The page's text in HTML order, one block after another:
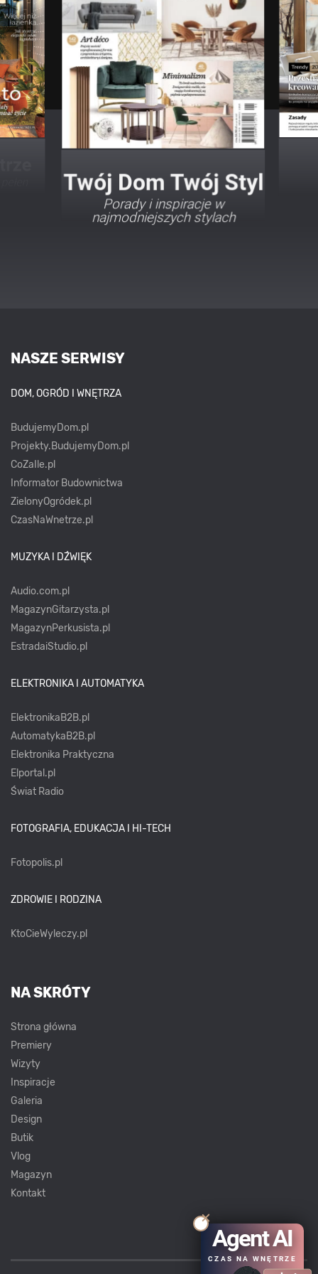
Twój Dom Twój Styl
Porady i inspiracje w
najmodniejszych stylach
NASZE SERWISY
DOM, OGRÓD I WNĘTRZA
BudujemyDom.pl
Projekty.BudujemyDom.pl
CoZaIle.pl
Informator Budownictwa
ZielonyOgródek.pl
CzasNaWnetrze.pl
MUZYKA I DŹWIĘK
Audio.com.pl
MagazynGitarzysta.pl
MagazynPerkusista.pl
EstradaiStudio.pl
ELEKTRONIKA I AUTOMATYKA
ElektronikaB2B.pl
AutomatykaB2B.pl
Elektronika Praktyczna
Elportal.pl
Świat Radio
FOTOGRAFIA, EDUKACJA I HI-TECH
Fotopolis.pl
ZDROWIE I RODZINA
KtoCieWyleczy.pl
NA SKRÓTY
Strona główna
Premiery
Wizyty
Inspiracje
Galeria
Design
Butik
Vlog
Magazyn
Kontakt
Agent AI
CZAS NA WNĘTRZE